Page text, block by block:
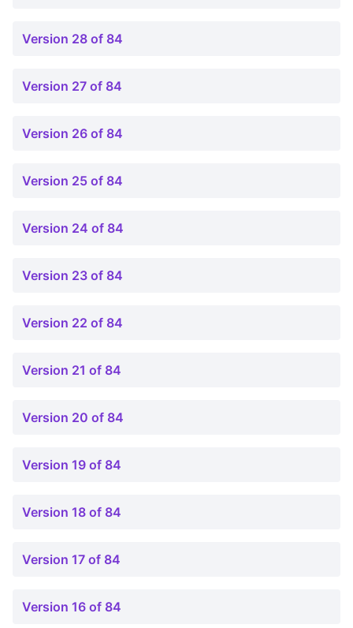
Version 28 of 84
Version 27 of 84
Version 26 of 84
Version 25 of 84
Version 24 of 84
Version 23 of 84
Version 22 of 84
Version 21 of 84
Version 20 of 84
Version 19 of 84
Version 18 of 84
Version 17 of 84
Version 16 of 84